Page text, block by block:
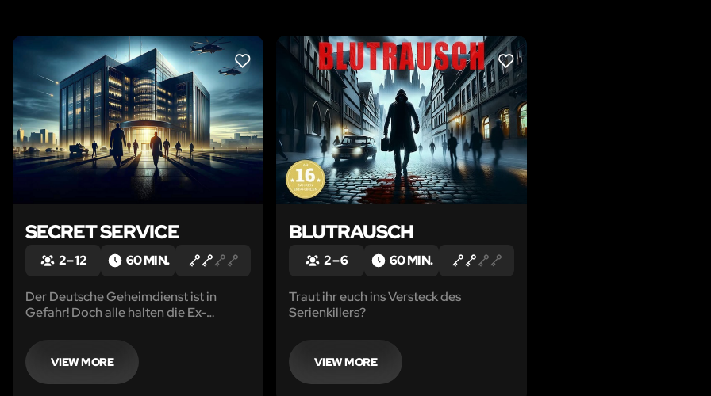
LIKE
SECRET SERVICE
2 – 12 60 MIN.
Der Deutsche Geheimdienst ist in
Gefahr! Doch alle halten die Ex-
Verräter?
VIEW MORE
LIKE
BLUTRAUSCH
2 – 6 60 MIN.
Traut ihr euch ins Versteck des
Serienkillers?
VIEW MORE